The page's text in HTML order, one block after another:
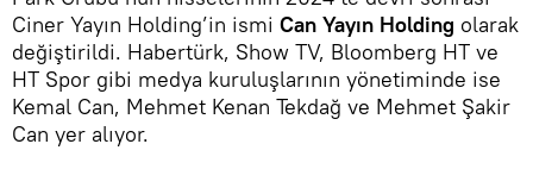
Ciner Yayın Holding’in ismi Can Yayın Holding olarak
değiştirildi. Habertürk, Show TV, Bloomberg HT ve
HT Spor gibi medya kuruluşlarının yönetiminde ise
Kemal Can, Mehmet Kenan Tekdağ ve Mehmet Şakir
Can yer alıyor.